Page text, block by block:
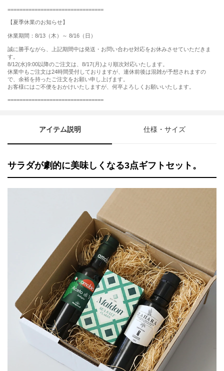
================================
【夏季休業のお知らせ】
休業期間：8/13（木）～ 8/16（日）
誠に勝手ながら、上記期間中は発送・お問い合わせ対応をお休みさせていただきま
す。
8/12(水)9:00以降のご注文は、8/17(月)より順次対応いたします。
休業中もご注文は24時間受付しておりますが、連休前後は混雑が予想されますの
で、余裕を持ったご注文をお願い申し上げます。
お客様にはご不便をおかけいたしますが、何卒よろしくお願いいたします。
================================
アイテム説明 仕様・サイズ
サラダが劇的に美味しくなる3点ギフトセット。